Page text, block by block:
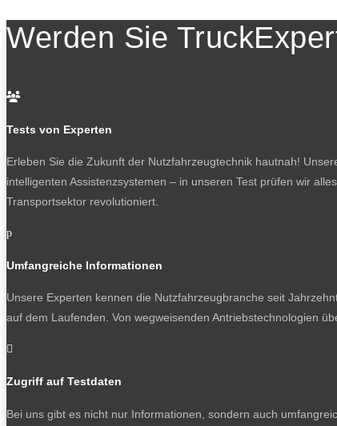
Werden Sie

Tests von Experten
Erleben Sie die Zukunft der Nutzfahrzeugtechnik hautnah!
intelligenten Assistenzsystemen – in unseren Test prüfen wir
Transportsektor revolutioniert.
p
Umfangreiche Informationen
Unsere Experten kennen die Nutzfahrzeugbranche seit
auf dem Laufenden. Von wegweisenden Antriebstechnologien

Zugriff auf Testdaten
Bei uns gibt es nicht nur Informationen, sondern auch